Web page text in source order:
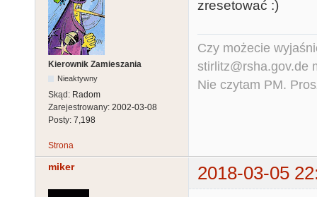
Kierownik Zamieszania
Nieaktywny
Skąd: Radom
Zarejestrowany: 2002-03-08
Posty: 7,198
zresetować :)
Czy możecie
stirlitz@rsha.gov.de
Nie czytam PM.
Strona
miker 2018-03-05